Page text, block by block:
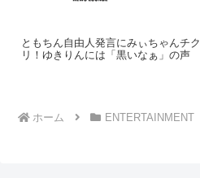
ともちん自由人発言にみぃちゃんチク
リ！ゆきりんには「黒いなぁ」の声
ホーム ENTERTAINMENT